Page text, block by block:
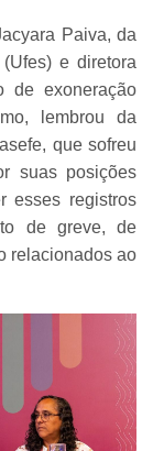
Paiva, da
e diretora
de exoneração
lembrou da
que sofreu
suas posições
esses registros
de greve, de
relacionados ao